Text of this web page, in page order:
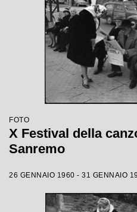
FOTO
X Festival della
Sanremo
26 GENNAIO 1960 - 31 GENNAIO